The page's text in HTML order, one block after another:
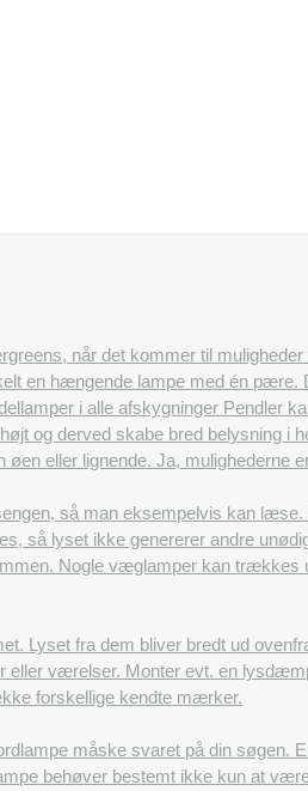
når det kommer til
en hængende lampe med én pære.
i alle afskygninger Pendler
og derved skabe bred belysning i
eller lignende. Ja, mulighederne
så man eksempelvis kan
så lyset ikke genererer andre
Nogle væglamper kan trækkes
Lyset fra dem bliver bredt ud
eller værelser. Monter evt. en
forskellige kendte mærker.
måske svaret på din søgen.
behøver bestemt ikke kun at